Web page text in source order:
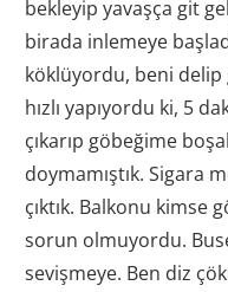
bekleyip yavaşça git
birada inlemeye
köklüyordu, beni
hızlı yapıyordu ki, 5
çıkarıp göbeğime
doymamıştık. Sigara
çıktık. Balkonu kimse
sorun olmuyordu.
sevişmeye. Ben diz